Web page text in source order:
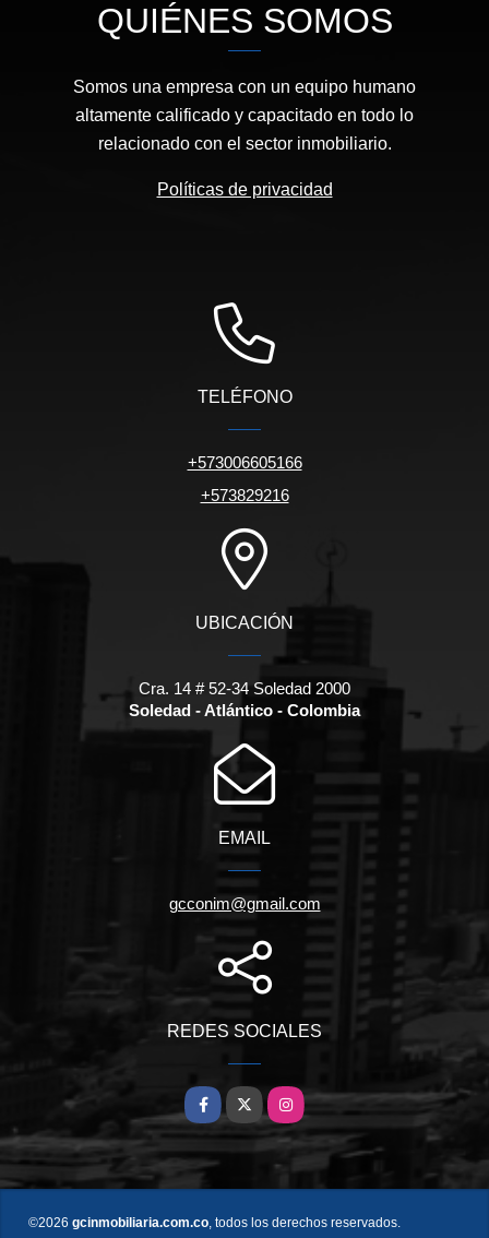
QUIÉNES SOMOS
Somos una empresa con un equipo humano
altamente calificado y capacitado en todo lo
relacionado con el sector inmobiliario.
Políticas de privacidad
TELÉFONO
+573006605166
+573829216
UBICACIÓN
Cra. 14 # 52-34 Soledad 2000
Soledad - Atlántico - Colombia
EMAIL
gcconim@gmail.com
REDES SOCIALES
Facebook
X Instagram
©2026 gcinmobiliaria.com.co, todos los derechos reservados.